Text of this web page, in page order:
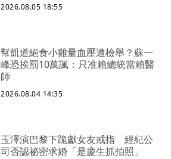
2026.08.05 18:55
幫凱道絕食小雞量血壓遭檢舉？蘇一
峰恐挨罰10萬諷：只准賴總統當賴醫
師
2026.08.04 14:35
玉澤演巴黎下跪獻女友戒指 經紀公
司否認祕密求婚「是慶生抓拍照」